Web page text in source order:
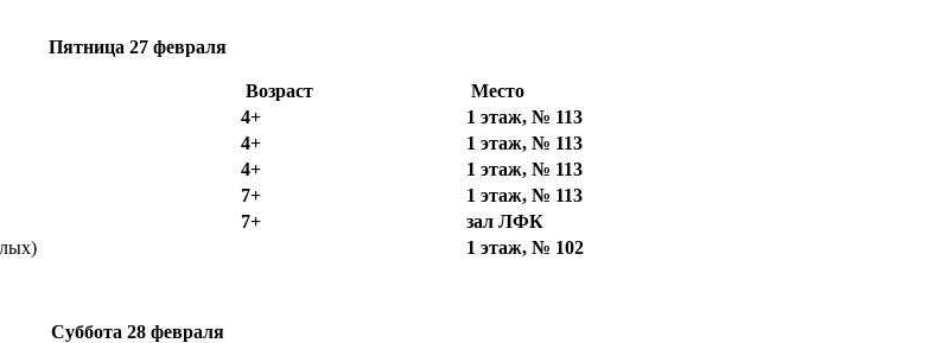
Пятница 27 февраля
Возраст
Место
4+
1 этаж, № 113
4+
1 этаж, № 113
4+
1 этаж, № 113
7+
1 этаж, № 113
7+
зал ЛФК
1 этаж, № 102
Суббота 28 февраля